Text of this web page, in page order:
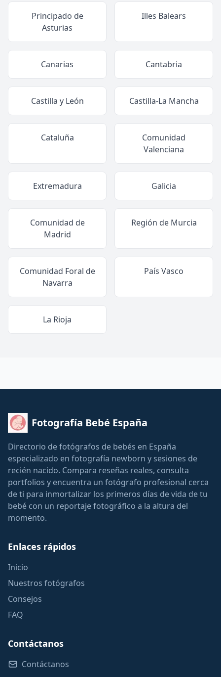
Principado de
Asturias
Illes Balears
Canarias Cantabria
Castilla y León Castilla-La Mancha
Cataluña
Comunidad
Valenciana
Extremadura Galicia
Comunidad de
Madrid
Región de Murcia
Comunidad Foral de
Navarra
País Vasco
La Rioja
Fotografía Bebé España
Directorio de fotógrafos de bebés en España
especializado en fotografía newborn y sesiones de
recién nacido. Compara reseñas reales, consulta
portfolios y encuentra un fotógrafo profesional cerca
de ti para inmortalizar los primeros días de vida de tu
bebé con un reportaje fotográfico a la altura del
momento.
Enlaces rápidos
Inicio
Nuestros fotógrafos
Consejos
FAQ
Contáctanos
Contáctanos